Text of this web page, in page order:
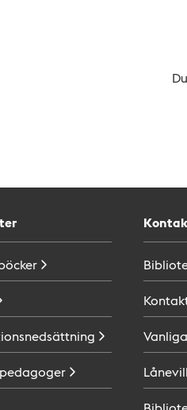
pedagoger